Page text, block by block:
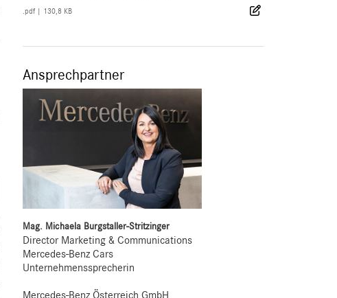
.pdf 130,8 KB
Ansprechpartner
Mag. Michaela Burgstaller-Stritzinger
Director Marketing & Communications
Mercedes-Benz Cars
Unternehmenssprecherin
Mercedes-Benz Österreich GmbH